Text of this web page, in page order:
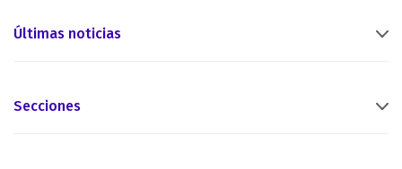
Últimas noticias
Secciones